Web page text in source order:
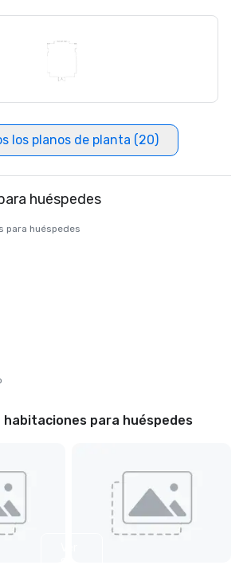
los planos de planta (20)
huéspedes
para huéspedes
para huéspedes